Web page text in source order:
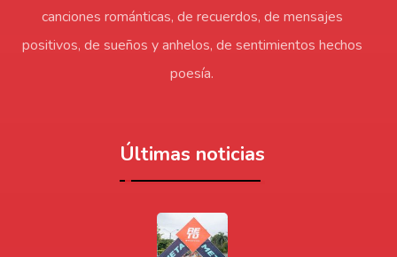
canciones románticas, de recuerdos, de mensajes
positivos, de sueños y anhelos, de sentimientos hechos
poesía.
Últimas noticias